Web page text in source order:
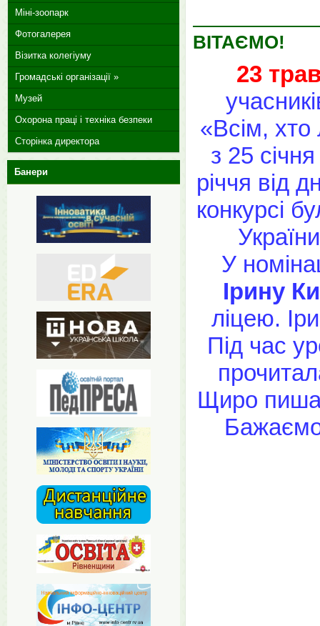
ВІТАЄМО!
23
«Всім, хто
з 25
річчя від
конкурсі
У
Ірину
ліцею.
Під час
Щиро
Бажаємо
Міні-зоопарк
Фотогалерея
Візитка колегіуму
Громадські організації »
Музей
Охорона праці і техніка безпеки
Сторінка директора
Банери